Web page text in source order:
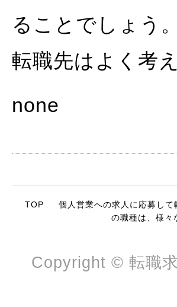
ることでしょう。
転職先はよく考
none
TOP
個人営業への求人に応募して
の職種は、様々
Copyright © 転職